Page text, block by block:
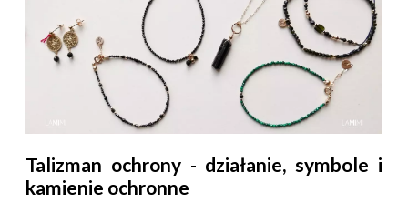
Talizman ochrony - działanie, symbole i
kamienie ochronne